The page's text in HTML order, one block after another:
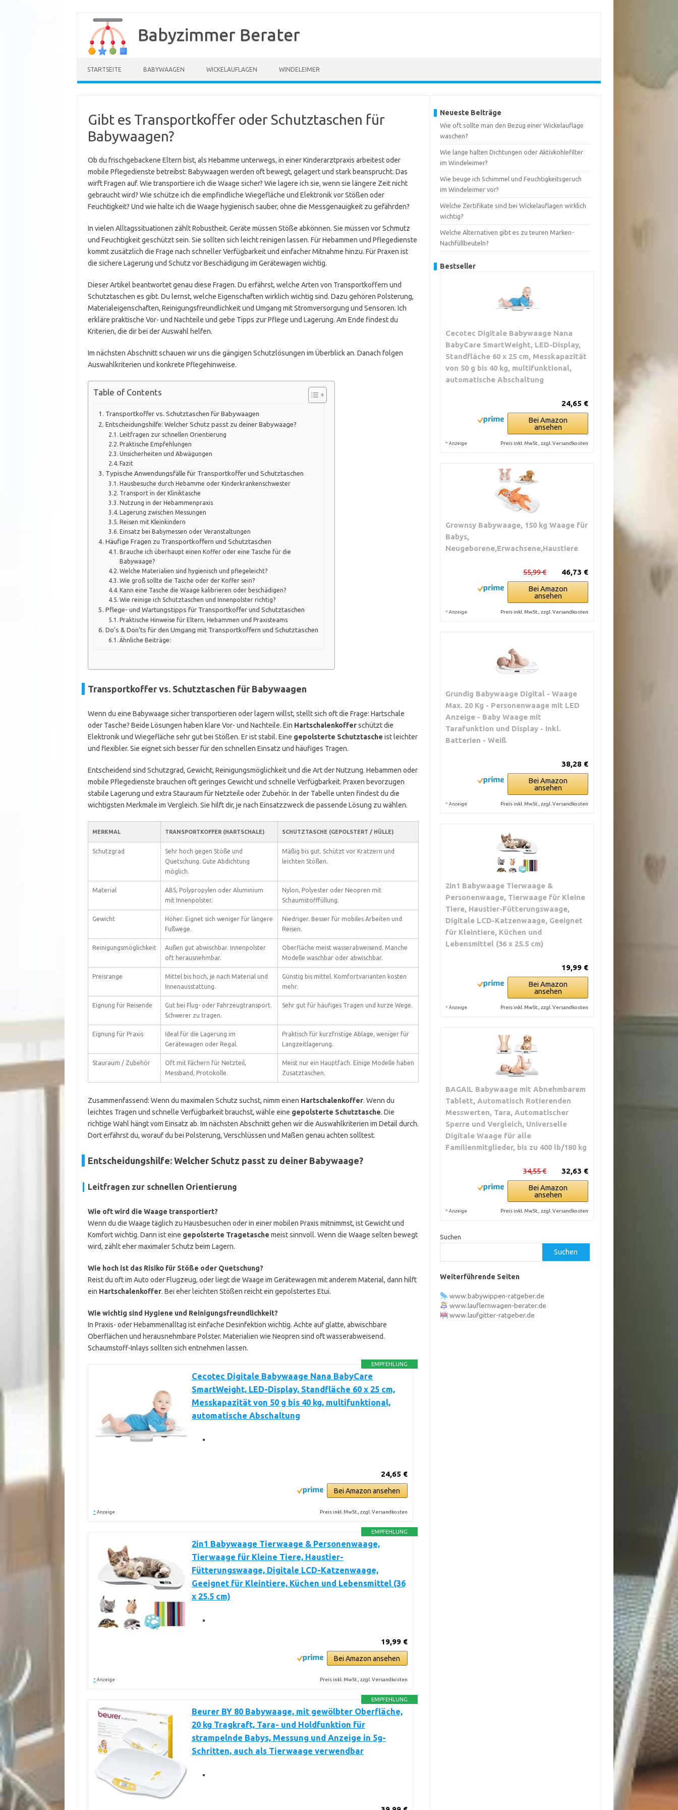
Inhalt
springen
Babyzimmer Berater
STARTSEITE BABYWAAGEN WICKELAUFLAGEN WINDELEIMER
Gibt es Transportkoffer oder Schutztaschen für
Babywaagen?
Ob du frischgebackene Eltern bist, als Hebamme unterwegs, in einer Kinderarztpraxis arbeitest oder
mobile Pflegedienste betreibst: Babywaagen werden oft bewegt, gelagert und stark beansprucht. Das
wirft Fragen auf. Wie transportiere ich die Waage sicher? Wie lagere ich sie, wenn sie längere Zeit nicht
gebraucht wird? Wie schütze ich die empfindliche Wiegefläche und Elektronik vor Stößen oder
Feuchtigkeit? Und wie halte ich die Waage hygienisch sauber, ohne die Messgenauigkeit zu gefährden?
In vielen Alltagssituationen zählt Robustheit. Geräte müssen Stöße abkönnen. Sie müssen vor Schmutz
und Feuchtigkeit geschützt sein. Sie sollten sich leicht reinigen lassen. Für Hebammen und Pflegedienste
kommt zusätzlich die Frage nach schneller Verfügbarkeit und einfacher Mitnahme hinzu. Für Praxen ist
die sichere Lagerung und Schutz vor Beschädigung im Gerätewagen wichtig.
Dieser Artikel beantwortet genau diese Fragen. Du erfährst, welche Arten von Transportkoffern und
Schutztaschen es gibt. Du lernst, welche Eigenschaften wirklich wichtig sind. Dazu gehören Polsterung,
Materialeigenschaften, Reinigungsfreundlichkeit und Umgang mit Stromversorgung und Sensoren. Ich
erkläre praktische Vor- und Nachteile und gebe Tipps zur Pflege und Lagerung. Am Ende findest du
Kriterien, die dir bei der Auswahl helfen.
Im nächsten Abschnitt schauen wir uns die gängigen Schutzlösungen im Überblick an. Danach folgen
Auswahlkriterien und konkrete Pflegehinweise.
Table of Contents
Transportkoffer vs. Schutztaschen für Babywaagen
Entscheidungshilfe: Welcher Schutz passt zu deiner Babywaage?
Leitfragen zur schnellen Orientierung
Praktische Empfehlungen
Unsicherheiten und Abwägungen
Fazit
Typische Anwendungsfälle für Transportkoffer und Schutztaschen
Hausbesuche durch Hebamme oder Kinderkrankenschwester
Transport in der Kliniktasche
Nutzung in der Hebammenpraxis
Lagerung zwischen Messungen
Reisen mit Kleinkindern
Einsatz bei Babymessen oder Veranstaltungen
Häufige Fragen zu Transportkoffern und Schutztaschen
Brauche ich überhaupt einen Koffer oder eine Tasche für die
Babywaage?
Welche Materialien sind hygienisch und pflegeleicht?
Wie groß sollte die Tasche oder der Koffer sein?
Kann eine Tasche die Waage kalibrieren oder beschädigen?
Wie reinige ich Schutztaschen und Innenpolster richtig?
Pflege- und Wartungstipps für Transportkoffer und Schutztaschen
Praktische Hinweise für Eltern, Hebammen und Praxisteams
Do’s & Don’ts für den Umgang mit Transportkoffern und Schutztaschen
Ähnliche Beiträge:
Transportkoffer vs. Schutztaschen für Babywaagen
Wenn du eine Babywaage sicher transportieren oder lagern willst, stellt sich oft die Frage: Hartschale
oder Tasche? Beide Lösungen haben klare Vor- und Nachteile. Ein Hartschalenkofferschützt die
Elektronik und Wiegefläche sehr gut bei Stößen. Er ist stabil. Eine gepolsterte Schutztasche ist leichter
und flexibler. Sie eignet sich besser für den schnellen Einsatz und häufiges Tragen.
Entscheidend sind Schutzgrad, Gewicht, Reinigungsmöglichkeit und die Art der Nutzung. Hebammen oder
mobile Pflegedienste brauchen oft geringes Gewicht und schnelle Verfügbarkeit. Praxen bevorzugen
stabile Lagerung und extra Stauraum für Netzteile oder Zubehör. In der Tabelle unten findest du die
wichtigsten Merkmale im Vergleich. Sie hilft dir, je nach Einsatzzweck die passende Lösung zu wählen.
MERKMAL TRANSPORTKOFFER (HARTSCHALE) SCHUTZTASCHE (GEPOLSTERT / HÜLLE)
Schutzgrad
Sehr hoch gegen Stöße und
Quetschung. Gute Abdichtung
möglich.
Mäßig bis gut. Schützt vor Kratzern und
leichten Stößen.
Material
ABS, Polypropylen oder Aluminium
mit Innenpolster.
Nylon, Polyester oder Neopren mit
Schaumstofffüllung.
Gewicht
Höher. Eignet sich weniger für längere
Fußwege.
Niedriger. Besser für mobiles Arbeiten und
Reisen.
Reinigungsmöglichkeit
Außen gut abwischbar. Innenpolster
oft herausnehmbar.
Oberfläche meist wasserabweisend. Manche
Modelle waschbar oder abwischbar.
Preisrange
Mittel bis hoch, je nach Material und
Innenausstattung.
Günstig bis mittel. Komfortvarianten kosten
mehr.
Eignung für Reisende
Gut bei Flug- oder Fahrzeugtransport.
Schwerer zu tragen.
Sehr gut für häufiges Tragen und kurze Wege.
Eignung für Praxis
Ideal für die Lagerung im
Gerätewagen oder Regal.
Praktisch für kurzfristige Ablage, weniger für
Langzeitlagerung.
Stauraum / Zubehör
Oft mit Fächern für Netzteil,
Messband, Protokolle.
Meist nur ein Hauptfach. Einige Modelle haben
Zusatztaschen.
Zusammenfassend: Wenn du maximalen Schutz suchst, nimm einen Hartschalenkoffer. Wenn du
leichtes Tragen und schnelle Verfügbarkeit brauchst, wähle eine gepolsterte Schutztasche. Die
richtige Wahl hängt vom Einsatz ab. Im nächsten Abschnitt gehen wir die Auswahlkriterien im Detail durch.
Dort erfährst du, worauf du bei Polsterung, Verschlüssen und Maßen genau achten solltest.
Entscheidungshilfe: Welcher Schutz passt zu deiner Babywaage?
Leitfragen zur schnellen Orientierung
Wie oft wird die Waage transportiert?
Wenn du die Waage täglich zu Hausbesuchen oder in einer mobilen Praxis mitnimmst, ist Gewicht und
Komfort wichtig. Dann ist eine gepolsterte Tragetasche meist sinnvoll. Wenn die Waage selten bewegt
wird, zählt eher maximaler Schutz beim Lagern.
Wie hoch ist das Risiko für Stöße oder Quetschung?
Reist du oft im Auto oder Flugzeug, oder liegt die Waage im Gerätewagen mit anderem Material, dann hilft
ein Hartschalenkoffer. Bei eher leichten Stößen reicht ein gepolstertes Etui.
Wie wichtig sind Hygiene und Reinigungsfreundlichkeit?
In Praxis- oder Hebammenalltag ist einfache Desinfektion wichtig. Achte auf glatte, abwischbare
Oberflächen und herausnehmbare Polster. Materialien wie Neopren sind oft wasserabweisend.
Schaumstoff-Inlays sollten sich entnehmen lassen.
EMPFEHLUNG
Cecotec Digitale Babywaage Nana BabyCare
SmartWeight, LED-Display, Standfläche 60 x 25 cm,
Messkapazität von 50 g bis 40 kg, multifunktional,
automatische Abschaltung
24,65 €
Bei Amazon ansehen
* Anzeige Preis inkl. MwSt., zzgl. Versandkosten
EMPFEHLUNG
2in1 Babywaage Tierwaage & Personenwaage,
Tierwaage für Kleine Tiere, Haustier-
Fütterungswaage, Digitale LCD-Katzenwaage,
Geeignet für Kleintiere, Küchen und Lebensmittel (36
x 25.5 cm)
19,99 €
Bei Amazon ansehen
* Anzeige Preis inkl. MwSt., zzgl. Versandkosten
EMPFEHLUNG
Beurer BY 80 Babywaage, mit gewölbter Oberfläche,
20 kg Tragkraft, Tara- und Holdfunktion für
strampelnde Babys, Messung und Anzeige in 5g-
Schritten, auch als Tierwaage verwendbar
Neueste Beiträge
Wie oft sollte man den Bezug einer Wickelauflage
waschen?
Wie lange halten Dichtungen oder Aktivkohlefilter
im Windeleimer?
Wie beuge ich Schimmel und Feuchtigkeitsgeruch
im Windeleimer vor?
Welche Zertifikate sind bei Wickelauflagen wirklich
wichtig?
Welche Alternativen gibt es zu teuren Marken-
Nachfüllbeuteln?
Bestseller
Cecotec Digitale Babywaage Nana
BabyCare SmartWeight, LED-Display,
Standfläche 60 x 25 cm, Messkapazität
von 50 g bis 40 kg, multifunktional,
automatische Abschaltung
24,65 €
Bei Amazon
ansehen
* Anzeige Preis inkl. MwSt., zzgl. Versandkosten
Grownsy Babywaage, 150 kg Waage für
Babys,
Neugeborene,Erwachsene,Haustiere
46,73 €
55,99 €
Bei Amazon
ansehen
* Anzeige Preis inkl. MwSt., zzgl. Versandkosten
Grundig Babywaage Digital - Waage
Max. 20 Kg - Personenwaage mit LED
Anzeige - Baby Waage mit
Tarafunktion und Display - Inkl.
Batterien - Weiß
38,28 €
Bei Amazon
ansehen
* Anzeige Preis inkl. MwSt., zzgl. Versandkosten
2in1 Babywaage Tierwaage &
Personenwaage, Tierwaage für Kleine
Tiere, Haustier-Fütterungswaage,
Digitale LCD-Katzenwaage, Geeignet
für Kleintiere, Küchen und
Lebensmittel (36 x 25.5 cm)
19,99 €
Bei Amazon
ansehen
* Anzeige Preis inkl. MwSt., zzgl. Versandkosten
BAGAIL Babywaage mit Abnehmbarem
Tablett, Automatisch Rotierenden
Messwerten, Tara, Automatischer
Sperre und Vergleich, Universelle
Digitale Waage für alle
Familienmitglieder, bis zu 400 lb/180 kg
32,63 €
34,55 €
Bei Amazon
ansehen
* Anzeige Preis inkl. MwSt., zzgl. Versandkosten
Suchen
Suchen
Weiterführende Seiten
www.babywippen-ratgeber.de
www.lauflernwagen-berater.de
www.laufgitter-ratgeber.de